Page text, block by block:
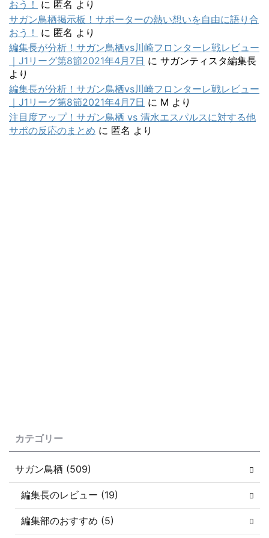
おう！ に 匿名 より
サガン鳥栖掲示板！サポーターの熱い想いを自由に語り合
おう！
に 匿名 より
編集長が分析！サガン鳥栖vs川崎フロンターレ戦レビュー
｜J1リーグ第8節2021年4月7日 に サガンティスタ編集長
より
編集長が分析！サガン鳥栖vs川崎フロンターレ戦レビュー
｜J1リーグ第8節2021年4月7日 に M より
注目度アップ！サガン鳥栖 vs 清水エスパルスに対する他
サポの反応のまとめ に 匿名 より
カテゴリー
サガン鳥栖 (509)
編集長のレビュー (19)
編集部のおすすめ (5)